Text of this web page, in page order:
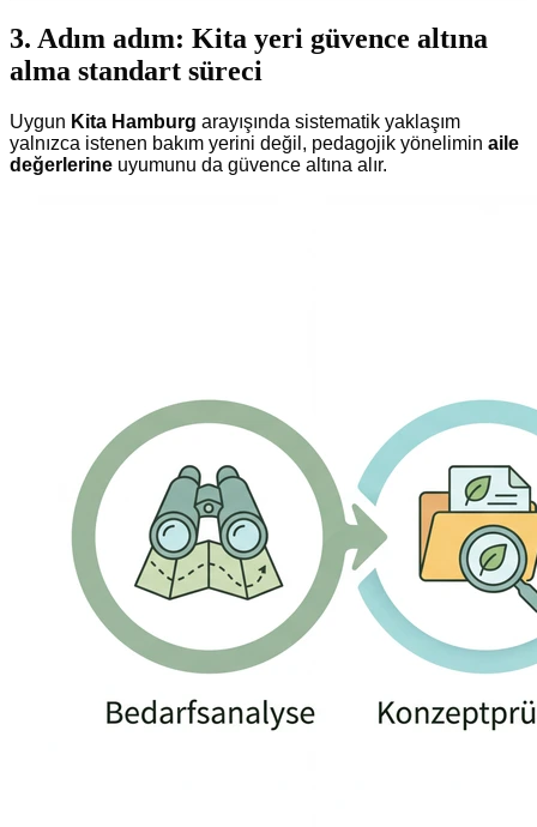
3. Adım adım: Kita yeri güvence altına
alma standart süreci
Uygun Kita Hamburg arayışında sistematik yaklaşım
yalnızca istenen bakım yerini değil, pedagojik yönelimin aile
değerlerine uyumunu da güvence altına alır.